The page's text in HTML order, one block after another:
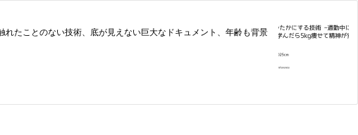
たことのない技術、底が見えない巨大なドキュメント、年齢も背景